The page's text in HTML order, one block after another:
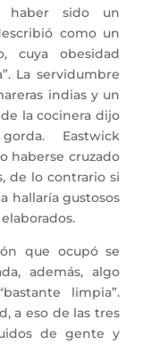
sido un
como un
cuya obesidad
La servidumbre
indias y un
de la cocinera dijo
Eastwick
haberse cruzado
de lo contrario si
hallaría gustosos
que ocupó se
además, algo
limpia”.
a eso de las tres
de gente y